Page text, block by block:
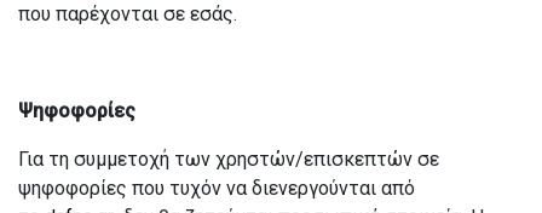
που παρέχονται σε εσάς.
Ψηφοφορίες
Για τη συμμετοχή των χρηστών/επισκεπτών σε
ψηφοφορίες που τυχόν να διενεργούνται από